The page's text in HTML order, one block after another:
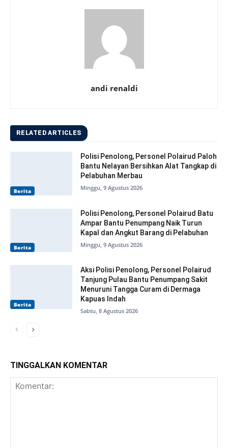
andi renaldi
RELATED ARTICLES
Berita
Polisi Penolong, Personel Polairud Paloh
Bantu Nelayan Bersihkan Alat Tangkap di
Pelabuhan Merbau
Minggu, 9 Agustus 2026
Berita
Polisi Penolong, Personel Polairud Batu
Ampar Bantu Penumpang Naik Turun
Kapal dan Angkut Barang di Pelabuhan
Minggu, 9 Agustus 2026
Berita
Aksi Polisi Penolong, Personel Polairud
Tanjung Pulau Bantu Penumpang Sakit
Menuruni Tangga Curam di Dermaga
Kapuas Indah
Sabtu, 8 Agustus 2026
TINGGALKAN KOMENTAR